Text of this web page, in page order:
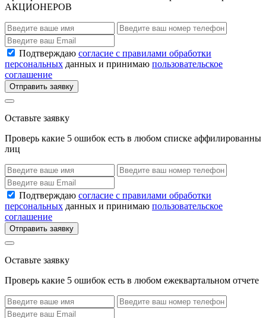
АКЦИОНЕРОВ
Подтверждаю согласие с правилами обработки
персональных данных и принимаю пользовательское
соглашение
Отправить заявку
Оставьте заявку
Проверь какие 5 ошибок есть в любом списке аффилированны
лиц
Подтверждаю согласие с правилами обработки
персональных данных и принимаю пользовательское
соглашение
Отправить заявку
Оставьте заявку
Проверь какие 5 ошибок есть в любом ежеквартальном отчете